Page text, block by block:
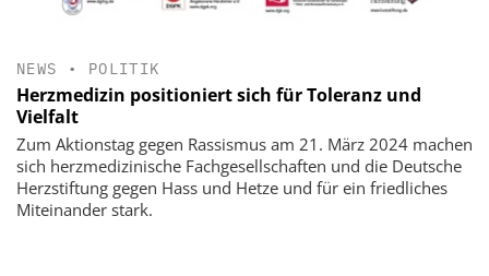
NEWS • POLITIK
Herzmedizin positioniert sich für Toleranz und
Vielfalt
Zum Aktionstag gegen Rassismus am 21. März 2024 machen
sich herzmedizinische Fachgesellschaften und die Deutsche
Herzstiftung gegen Hass und Hetze und für ein friedliches
Miteinander stark.